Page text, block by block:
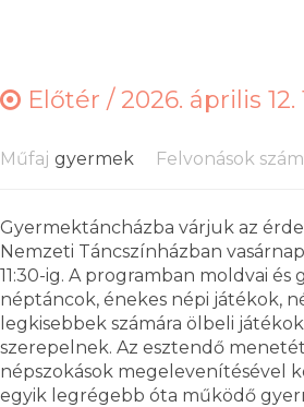
Előtér /2026. április 12.
Műfaj gyermek Felvonások
Gyermektáncházba várjuk az
Nemzeti Táncszínházban
11:30-ig. A programban moldvai és
néptáncok, énekes népi játékok,
legkisebbek számára ölbeli
szerepelnek. Az esztendő
népszokások megelevenítésével
egyik legrégebb óta működő